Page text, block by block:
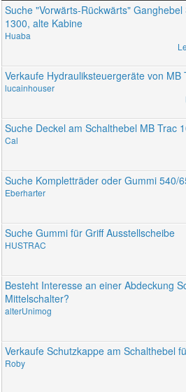
Suche "Vorwärts-Rückwärts"
1300, alte Kabine
Huaba
Verkaufe Hydrauliksteuergeräte von MB
lucainhouser
Suche Deckel am Schalthebel MB Trac
Cal
Suche Kompletträder oder Gummi 540/
Eberharter
Suche Gummi für Griff Ausstellscheibe
HUSTRAC
Besteht Interesse an einer Abdeckung
Mittelschalter?
alterUnimog
Verkaufe Schutzkappe am Schalthebel
Roby